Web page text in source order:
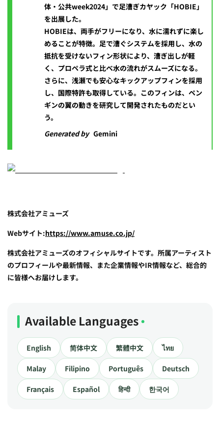
体・公共week2024」で足漕ぎカヤック「HOBIE」
を出展した。
HOBIEは、両手がフリーになり、水に濡れずに楽し
めることが特徴。足で漕ぐシステムを採用し、水の
抵抗を受けないフィン形状により、漕ぎ出しが軽
く、プロペラ式と比べ水の流れがスムーズになる。
さらに、浅瀬でも安心なキックアップフィンを採用
し、国際特許も取得している。このフィンは、ペン
ギンの翼の動きを研究して開発されたものだとい
う。
Generated by Gemini
株式会社アミューズ
Webサイト:https://www.amuse.co.jp/
株式会社アミューズのオフィシャルサイトです。所属アーティスト
のプロフィールや最新情報、また企業情報やIR情報など、総合的
に皆様へお届けします。
Available Languages
English 简体中文 繁體中文 ไทย
Malay Filipino Português Deutsch
Français Español हिन्दी 한국어